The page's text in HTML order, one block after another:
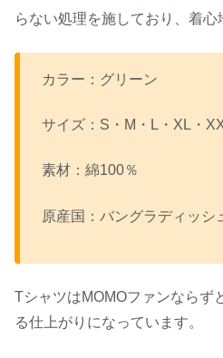
らない処理を施しており、着心
カラー：グリーン
サイズ：S・M・L・XL・
素材：綿100％
原産国：バングラディッシ
TシャツはMOMOファンならず
る仕上がりになっています。